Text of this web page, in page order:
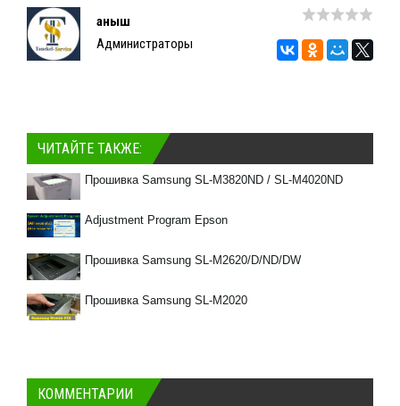
Қаныш
Администраторы
ЧИТАЙТЕ ТАКЖЕ:
Прошивка Samsung SL-M3820ND / SL-M4020ND
Adjustment Program Epson
Прошивка Samsung SL-M2620/D/ND/DW
Прошивка Samsung SL-M2020
КОММЕНТАРИИ